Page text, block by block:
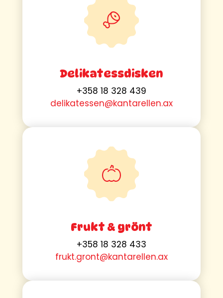
Delikatessdisken
+358 18 328 439
delikatessen@kantarellen.ax
Frukt & grönt
+358 18 328 433
frukt.gront@kantarellen.ax